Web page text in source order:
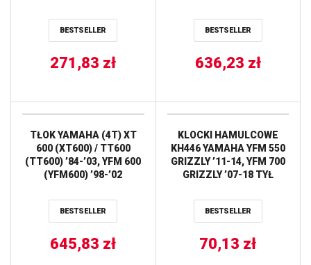
BESTSELLER
271,83 zł
590310200002 X 1 KPL.)
VERTEX
BESTSELLER
636,23 zł
TŁOK YAMAHA (4T) XT
600 (XT600) / TT600
(TT600) ’84-’03, YFM 600
(YFM600) ’98-’02
WOSSNER
BESTSELLER
645,83 zł
KLOCKI HAMULCOWE
KH446 YAMAHA YFM 550
GRIZZLY ’11-14, YFM 700
GRIZZLY ’07-18 TYŁ
BESTSELLER
70,13 zł